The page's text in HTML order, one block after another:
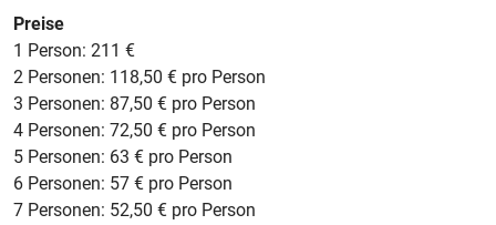
Preise
1 Person: 211 €
2 Personen: 118,50 € pro Person
3 Personen: 87,50 € pro Person
4 Personen: 72,50 € pro Person
5 Personen: 63 € pro Person
6 Personen: 57 € pro Person
7 Personen: 52,50 € pro Person